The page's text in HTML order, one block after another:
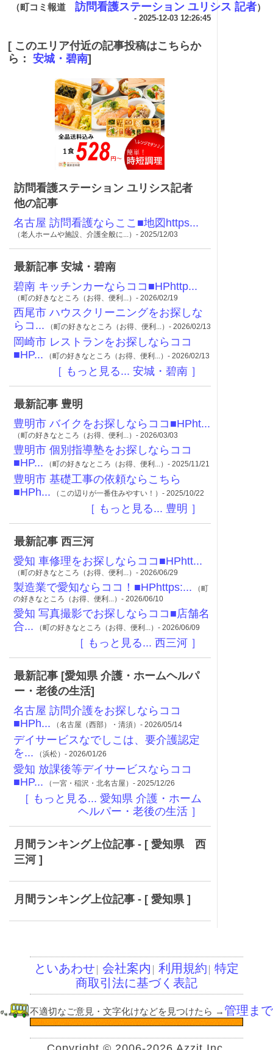
（町コミ報道 訪問看護ステーション ユリシス 記者）
- 2025-12-03 12:26:45
[ このエリア付近の記事投稿はこちらか
ら： 安城・碧南]
訪問看護ステーション ユリシス記者
他の記事
名古屋 訪問看護ならここ■地図https...
（老人ホームや施設、介護全般に...）- 2025/12/03
最新記事 安城・碧南
碧南 キッチンカーならココ■HPhttp...
（町の好きなところ（お得、便利...）- 2026/02/19
西尾市 ハウスクリーニングをお探しな
らコ... （町の好きなところ（お得、便利...）- 2026/02/13
岡崎市 レストランをお探しならココ
■HP... （町の好きなところ（お得、便利...）- 2026/02/13
［ もっと見る... 安城・碧南 ］
最新記事 豊明
豊明市 バイクをお探しならココ■HPht...
（町の好きなところ（お得、便利...）- 2026/03/03
豊明市 個別指導塾をお探しならココ
■HP... （町の好きなところ（お得、便利...）- 2025/11/21
豊明市 基礎工事の依頼ならこちら
■HPh... （この辺りが一番住みやすい！）- 2025/10/22
［ もっと見る... 豊明 ］
最新記事 西三河
愛知 車修理をお探しならココ■HPhtt...
（町の好きなところ（お得、便利...）- 2026/06/29
製造業で愛知ならココ！■HPhttps:... （町
の好きなところ（お得、便利...）- 2026/06/10
愛知 写真撮影でお探しならココ■店舗名
合... （町の好きなところ（お得、便利...）- 2026/06/09
［ もっと見る... 西三河 ］
最新記事 [愛知県 介護・ホームヘルパ
ー・老後の生活]
名古屋 訪問介護をお探しならココ
■HPh... （名古屋（西部）・清須）- 2026/05/14
​​デイサービスなでしこは、要介護認定
を... （浜松）- 2026/01/26
愛知 放課後等デイサービスならココ
■HP... （一宮・稲沢・北名古屋）- 2025/12/26
［ もっと見る... 愛知県 介護・ホーム
ヘルパー・老後の生活 ］
月間ランキング上位記事 - [ 愛知県 西
三河 ]
月間ランキング上位記事 - [ 愛知県 ]
といあわせ 会社案内 利用規約 特定
商取引法に基づく表記
不適切なご意見・文字化けなどを見つけたら →管理まで